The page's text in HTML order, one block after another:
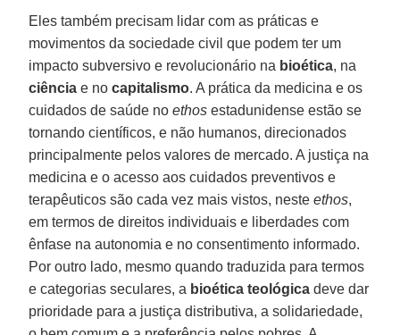
Eles também precisam lidar com as práticas e
movimentos da sociedade civil que podem ter um
impacto subversivo e revolucionário na bioética, na
ciência e nocapitalismo. A prática da medicina e os
cuidados de saúde noethos estadunidense estão se
tornando científicos, e não humanos, direcionados
principalmente pelos valores de mercado. A justiça na
medicina e o acesso aos cuidados preventivos e
terapêuticos são cada vez mais vistos, nesteethos,
em termos de direitos individuais e liberdades com
ênfase na autonomia e no consentimento informado.
Por outro lado, mesmo quando traduzida para termos
e categorias seculares, a bioética teológica deve dar
prioridade para a justiça distributiva, a solidariedade,